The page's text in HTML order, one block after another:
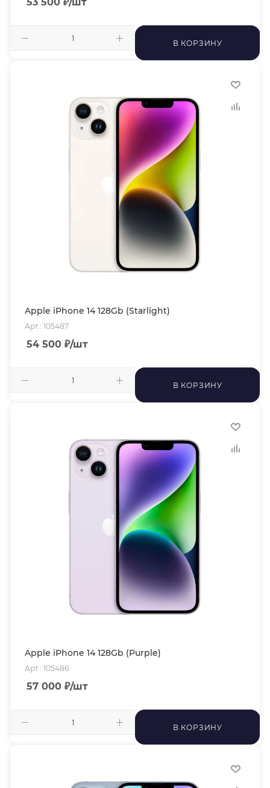
В КОРЗИНУ
Apple iPhone 14 128Gb (Starlight)
Арт.: 105487
54 500 ₽/шт
В КОРЗИНУ
Apple iPhone 14 128Gb (Purple)
Арт.: 105486
57 000 ₽/шт
В КОРЗИНУ